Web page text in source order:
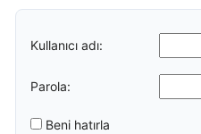
Kullanıcı adı:
Parola:
Beni hatırla